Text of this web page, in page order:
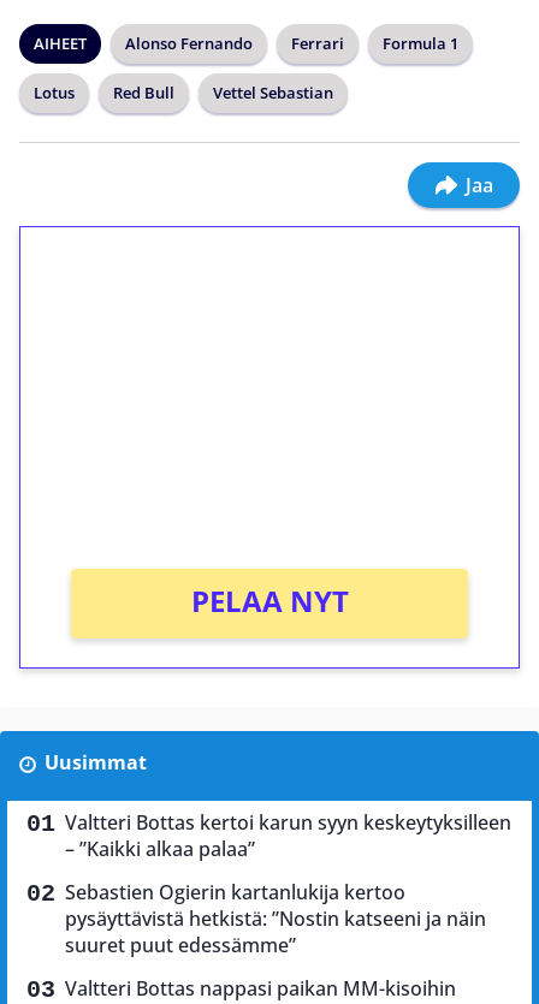
AIHEET Alonso Fernando Ferrari Formula 1
Lotus Red Bull Vettel Sebastian
Jaa
PELAA NYT
Uusimmat
Valtteri Bottas kertoi karun syyn keskeytyksilleen
– ”Kaikki alkaa palaa”
Sebastien Ogierin kartanlukija kertoo
pysäyttävistä hetkistä: ”Nostin katseeni ja näin
suuret puut edessämme”
Valtteri Bottas nappasi paikan MM-kisoihin